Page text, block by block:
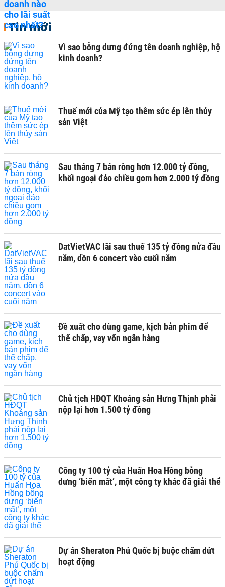
Tin mới
Vì sao bỗng dưng đứng tên doanh nghiệp, hộ
kinh doanh?
Thuế mới của Mỹ tạo thêm sức ép lên thủy
sản Việt
Sau tháng 7 bán ròng hơn 12.000 tỷ đồng,
khối ngoại đảo chiều gom hơn 2.000 tỷ đồng
DatVietVAC lãi sau thuế 135 tỷ đồng nửa đầu
năm, dồn 6 concert vào cuối năm
Đề xuất cho dùng game, kịch bản phim để
thế chấp, vay vốn ngân hàng
Chủ tịch HĐQT Khoáng sản Hưng Thịnh phải
nộp lại hơn 1.500 tỷ đồng
Công ty 100 tỷ của Huấn Hoa Hồng bỗng
dưng ‘biến mất’, một công ty khác đã giải thể
Dự án Sheraton Phú Quốc bị buộc chấm dứt
hoạt động